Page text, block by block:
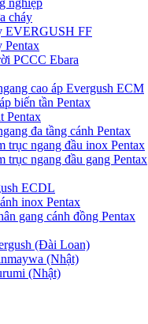
nghiệp
cháy
EVERGUSH FF
Pentax
PCCC Ebara
cao áp Evergush ECM
biến tần Pentax
Pentax
đa tầng cánh Pentax
trục ngang đầu inox Pentax
trục ngang đầu gang Pentax
ECDL
inox Pentax
gang cánh đồng Pentax
(Đài Loan)
(Nhật)
(Nhật)